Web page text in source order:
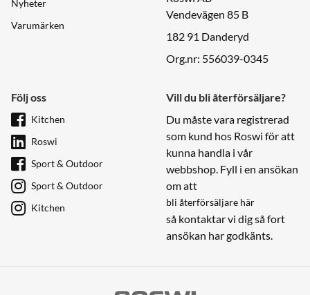
Nyheter
Varumärken
Vendevägen 85 B
182 91 Danderyd
Org.nr: 556039-0345
Följ oss
Kitchen
Roswi
Sport & Outdoor
Sport & Outdoor
Kitchen
Vill du bli återförsäljare?
Du måste vara registrerad
som kund hos Roswi för att
kunna handla i vår
webbshop. Fyll i en ansökan
om att
bli återförsäljare här
så kontaktar vi dig så fort
ansökan har godkänts.